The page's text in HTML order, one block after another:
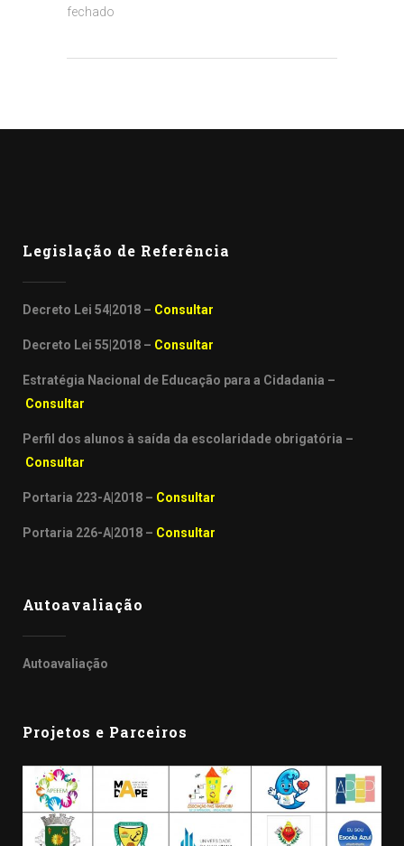
fechado
Legislação de Referência
Decreto Lei 54|2018 – Consultar
Decreto Lei 55|2018 – Consultar
Estratégia Nacional de Educação para a Cidadania –
Consultar
Perfil dos alunos à saída da escolaridade obrigatória –
Consultar
Portaria 223-A|2018 – Consultar
Portaria 226-A|2018 – Consultar
Autoavaliação
Autoavaliação
Projetos e Parceiros